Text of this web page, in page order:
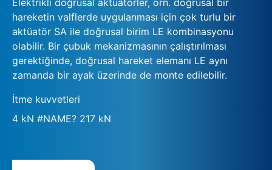
hareketin valflerde uygulanması için çok turlu bir
aktüatör SA ile doğrusal birim LE kombinasyonu
olabilir. Bir çubuk mekanizmasının çalıştırılması
gerektiğinde, doğrusal hareket elemanı LE aynı
zamanda bir ayak üzerinde de monte edilebilir.
İtme kuvvetleri
4 kN #NAME? 217 kN